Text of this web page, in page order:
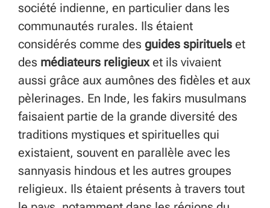
société indienne, en particulier dans les
communautés rurales. Ils étaient
considérés comme des guides spirituels et
des médiateurs religieuxet ils vivaient
aussi grâce aux aumônes des fidèles et aux
pèlerinages. En Inde, les fakirs musulmans
faisaient partie de la grande diversité des
traditions mystiques et spirituelles qui
existaient, souvent en parallèle avec les
sannyasis hindous et les autres groupes
religieux. Ils étaient présents à travers tout